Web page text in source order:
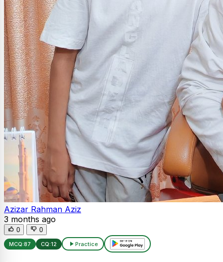
Azizar Rahman Aziz
3 months ago
0 0
MCQ:87 CQ:12 Practice